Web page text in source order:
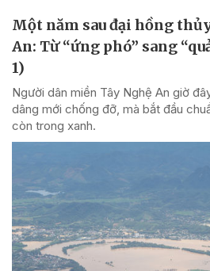
Một năm sau đại hồng
An: Từ “ứng phó” sang
1)
Người dân miền Tây Nghệ An giờ
dâng mới chống đỡ, mà bắt đầu
còn trong xanh.